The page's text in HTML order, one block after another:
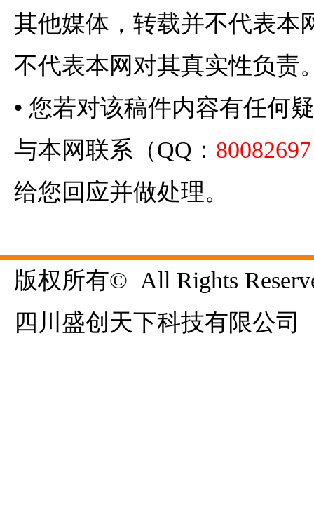
其他媒体，转载并不代表本
不代表本网对其真实性负责
• 您若对该稿件内容有任何
与本网联系（QQ： 80082697
给您回应并做处理。
版权所有©  All Rights